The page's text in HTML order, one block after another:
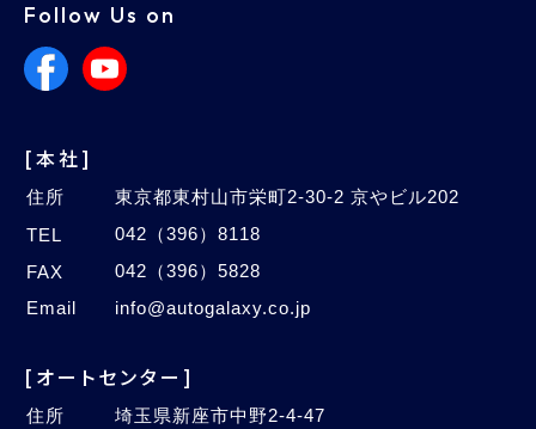
Follow Us on
[本社]
住所
東京都東村山市栄町2-30-2 京やビル202
TEL
042（396）8118
FAX
042（396）5828
Email
info@autogalaxy.co.jp
[オートセンター]
住所 埼玉県新座市中野2-4-47